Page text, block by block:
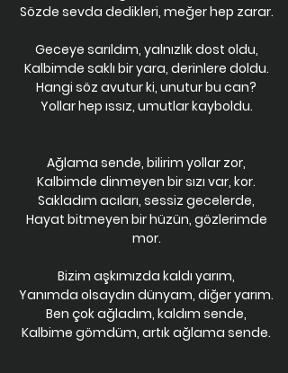
Sözde sevda dedikleri, meğer hep zarar.
Geceye sarıldım, yalnızlık dost oldu,
Kalbimde saklı bir yara, derinlere doldu.
Hangi söz avutur ki, unutur bu can?
Yollar hep ıssız, umutlar kayboldu.
Ağlama sende, bilirim yollar zor,
Kalbimde dinmeyen bir sızı var, kor.
Sakladım acıları, sessiz gecelerde,
Hayat bitmeyen bir hüzün, gözlerimde
mor.
Bizim aşkımızda kaldı yarım,
Yanımda olsaydın dünyam, diğer yarım.
Ben çok ağladım, kaldım sende,
Kalbime gömdüm, artık ağlama sende.